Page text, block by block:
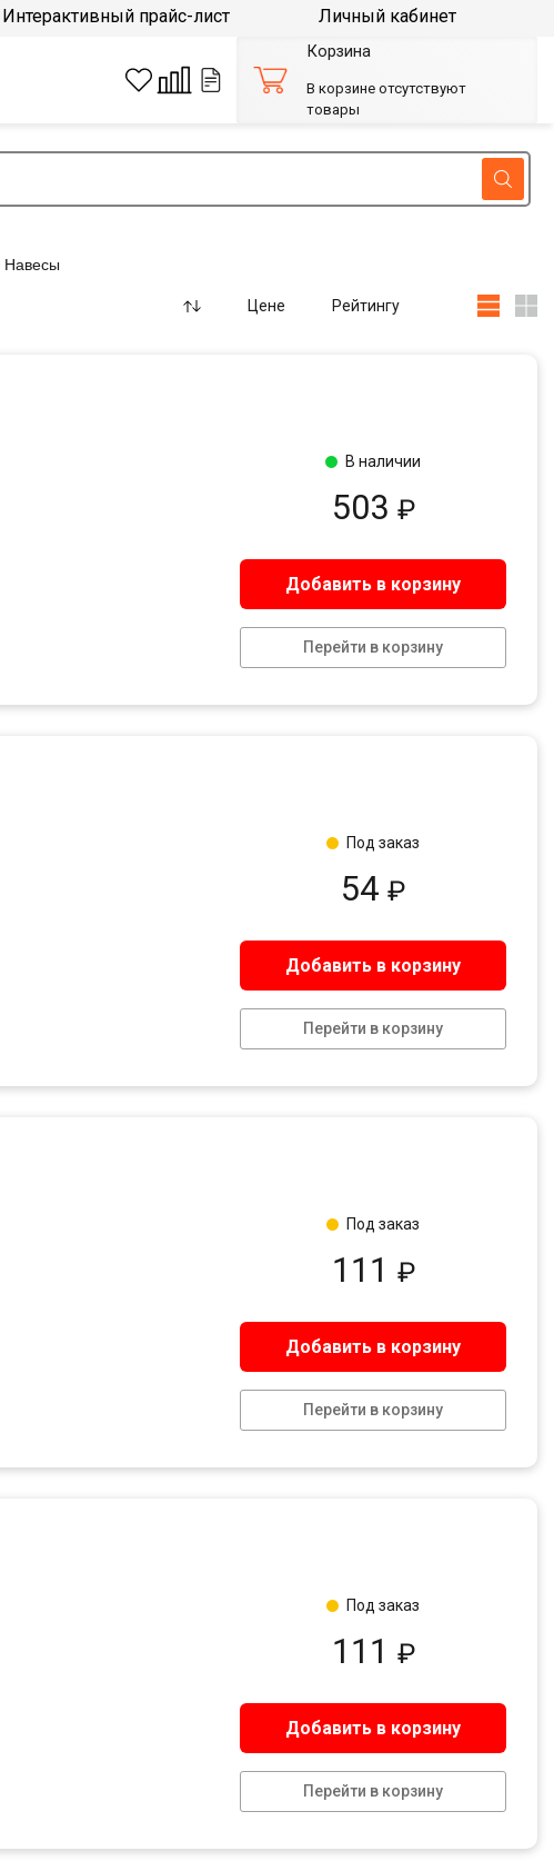
Навесы
Цене Рейтингу
503 ₽
Добавить в корзину
Перейти в корзину
В наличии
54 ₽
Добавить в корзину
Перейти в корзину
Под заказ
111 ₽
Добавить в корзину
Перейти в корзину
Под заказ
111 ₽
Добавить в корзину
Перейти в корзину
Под заказ
Интерактивный прайс-лист Личный кабинет
Корзина
В корзине отсутствуют
товары